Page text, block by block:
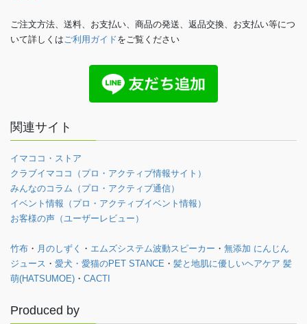
ご注文方法、送料、お支払い、商品の発送、返品交換、お支払い等につ
いて詳しくはご利用ガイドをご覧ください
関連サイト
イマココ・ストア
クラブイマココ（プロ・アクティブ情報サイト）
みんなのコラム（プロ・アクティブ通信）
イベント情報（プロ・アクティブイベント情報）
お客様の声（ユーザーレビュー）
竹布 ・ 月のしずく ・ エムズシステム波動スピーカー ・ 無添加 にんじん
ジュース ・ 愛犬・愛猫のPET STANCE ・ 髪と地肌に優しいヘアケア 髪
萌(HATSUMOE) ・ CACTI
Produced by